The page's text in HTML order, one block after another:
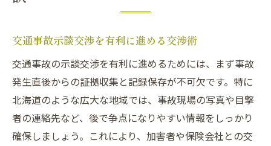
交通事故示談交渉を有利に進める交渉術
交通事故の示談交渉を有利に進めるためには、まず事故
発生直後からの証拠収集と記録保存が不可欠です。特に
北海道のような広大な地域では、事故現場の写真や目撃
者の連絡先など、後で争点になりやすい情報をしっかり
確保しましょう。これにより、加害者や保険会社との交